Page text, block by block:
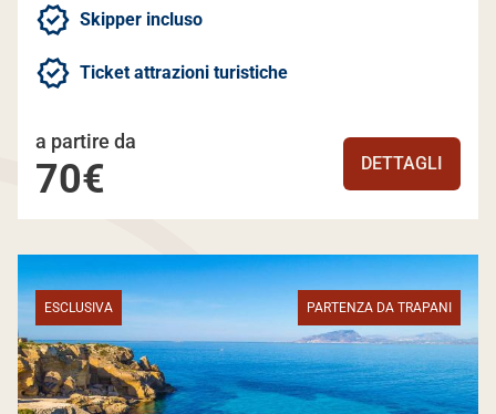
Skipper incluso
Ticket attrazioni turistiche
a partire da
70€ DETTAGLI
ESCLUSIVA PARTENZA DA TRAPANI